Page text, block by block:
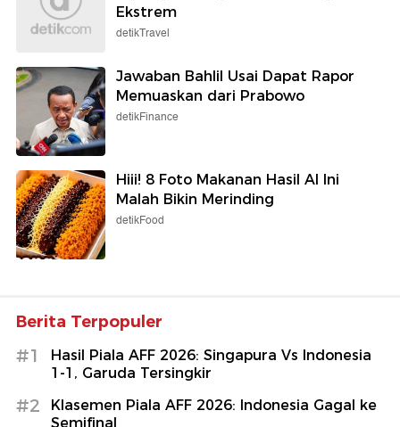
Ekstrem
detikTravel
Jawaban Bahlil Usai Dapat Rapor
Memuaskan dari Prabowo
detikFinance
Hiii! 8 Foto Makanan Hasil AI Ini
Malah Bikin Merinding
detikFood
Berita Terpopuler
#1
Hasil Piala AFF 2026: Singapura Vs Indonesia
1-1, Garuda Tersingkir
#2
Klasemen Piala AFF 2026: Indonesia Gagal ke
Semifinal